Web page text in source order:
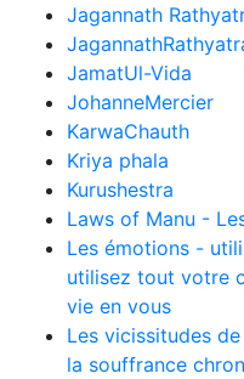
Jagannath
JamatUl-Vida
JohanneMercier
KarwaChauth
Kriya phala
Kurushestra
Laws of Manu -
Les émotions -
utilisez tout votre
vie en vous
Les vicissitudes
la souffrance